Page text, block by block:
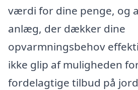
værdi for dine penge, og
anlæg, der dækker dine
opvarmningsbehov
ikke glip af muligheden
fordelagtige tilbud på